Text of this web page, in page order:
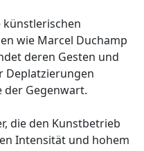
wie Marcel Duchamp
deren Gesten und
Deplatzierungen
der Gegenwart.
die den Kunstbetrieb
Intensität und hohem